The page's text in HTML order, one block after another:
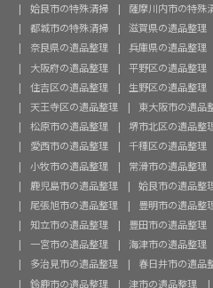
姶良市の特殊清掃
薩摩川内市の特殊
都城市の特殊清掃
滋賀県の遺品整理
奈良県の遺品整理
兵庫県の遺品整理
大阪府の遺品整理
平野区の遺品整理
住吉区の遺品整理
生野区の遺品整理
天王寺区の遺品整理
東大阪市の遺品
松原市の遺品整理
堺市北区の遺品整
愛西市の遺品整理
千種区の遺品整理
小牧市の遺品整理
常滑市の遺品整理
鹿児島市の遺品整理
姶良市の遺品整
尾張旭市の遺品整理
豊明市の遺品整
知立市の遺品整理
豊田市の遺品整理
一宮市の遺品整理
海津市の遺品整理
多治見市の遺品整理
春日井市の遺品
鈴鹿市の遺品整理
津市の遺品整理